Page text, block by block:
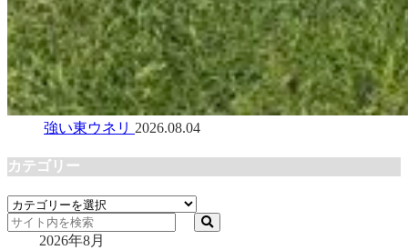
強い東ウネリ 2026.08.04
カテゴリー
カ
テ
2026年8月